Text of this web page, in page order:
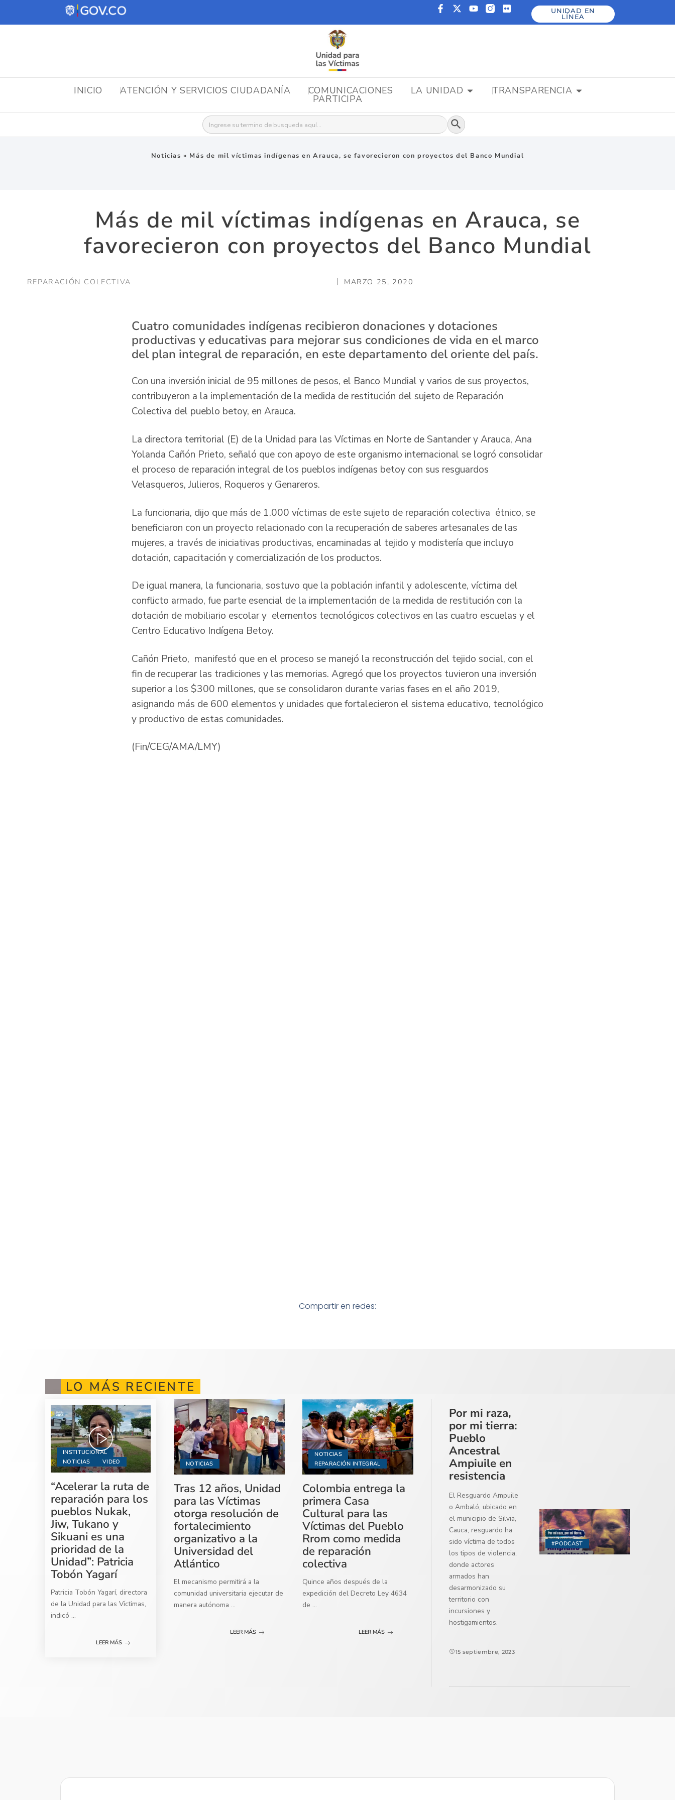
UNIDAD EN
LÍNEA
INICIO ATENCIÓN Y SERVICIOS CIUDADANÍA COMUNICACIONES LA UNIDAD TRANSPARENCIA
PARTICIPA
Buscar: Botón de búsqueda
Noticias » Más de mil víctimas indígenas en Arauca, se favorecieron con proyectos del Banco Mundial
Más de mil víctimas indígenas en Arauca, se
favorecieron con proyectos del Banco Mundial
REPARACIÓN COLECTIVA MARZO 25, 2020
Cuatro comunidades indígenas recibieron donaciones y dotaciones
productivas y educativas para mejorar sus condiciones de vida en el marco
del plan integral de reparación, en este departamento del oriente del país.
Con una inversión inicial de 95 millones de pesos, el Banco Mundial y varios de sus proyectos,
contribuyeron a la implementación de la medida de restitución del sujeto de Reparación
Colectiva del pueblo betoy, en Arauca.
La directora territorial (E) de la Unidad para las Víctimas en Norte de Santander y Arauca, Ana
Yolanda Cañón Prieto, señaló que con apoyo de este organismo internacional se logró consolidar
el proceso de reparación integral de los pueblos indígenas betoy con sus resguardos
Velasqueros, Julieros, Roqueros y Genareros.
La funcionaria, dijo que más de 1.000 víctimas de este sujeto de reparación colectiva étnico, se
beneficiaron con un proyecto relacionado con la recuperación de saberes artesanales de las
mujeres, a través de iniciativas productivas, encaminadas al tejido y modistería que incluyo
dotación, capacitación y comercialización de los productos.
De igual manera, la funcionaria, sostuvo que la población infantil y adolescente, víctima del
conflicto armado, fue parte esencial de la implementación de la medida de restitución con la
dotación de mobiliario escolar y elementos tecnológicos colectivos en las cuatro escuelas y el
Centro Educativo Indígena Betoy.
Cañón Prieto, manifestó que en el proceso se manejó la reconstrucción del tejido social, con el
fin de recuperar las tradiciones y las memorias. Agregó que los proyectos tuvieron una inversión
superior a los $300 millones, que se consolidaron durante varias fases en el año 2019,
asignando más de 600 elementos y unidades que fortalecieron el sistema educativo, tecnológico
y productivo de estas comunidades.
(Fin/CEG/AMA/LMY)
Compartir en redes:
LO MÁS RECIENTE
INSTITUCIONAL
NOTICIAS
VIDEO
“Acelerar la ruta de
reparación para los
pueblos Nukak,
Jiw, Tukano y
Sikuani es una
prioridad de la
Unidad”: Patricia
Tobón Yagarí
Patricia Tobón Yagarí, directora
de la Unidad para las Víctimas,
indicó ...
LEER MÁS
NOTICIAS
Tras 12 años, Unidad
para las Víctimas
otorga resolución de
fortalecimiento
organizativo a la
Universidad del
Atlántico
El mecanismo permitirá a la
comunidad universitaria ejecutar de
manera autónoma ...
LEER MÁS
NOTICIAS
REPARACIÓN INTEGRAL
Colombia entrega la
primera Casa
Cultural para las
Víctimas del Pueblo
Rrom como medida
de reparación
colectiva
Quince años después de la
expedición del Decreto Ley 4634
de ...
LEER MÁS
#PODCAST
Por mi raza,
por mi tierra:
Pueblo
Ancestral
Ampiuile en
resistencia
El Resguardo Ampuile
o Ambaló, ubicado en
el municipio de Silvia,
Cauca, resguardo ha
sido víctima de todos
los tipos de violencia,
donde actores
armados han
desarmonizado su
territorio con
incursiones y
hostigamientos.
15 septiembre, 2023